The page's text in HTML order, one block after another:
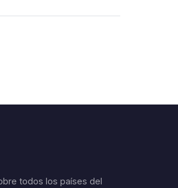
todos los países del